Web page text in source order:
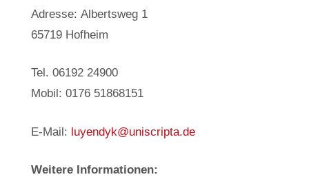
Adresse: Albertsweg 1
65719 Hofheim
Tel. 06192 24900
Mobil: 0176 51868151
E-Mail: luyendyk@uniscripta.de
Weitere Informationen: